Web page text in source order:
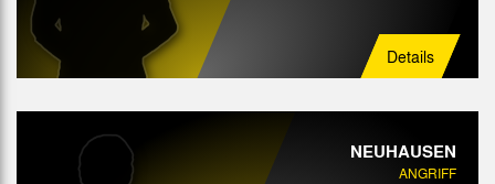
Details
NEUHAUSEN
ANGRIFF